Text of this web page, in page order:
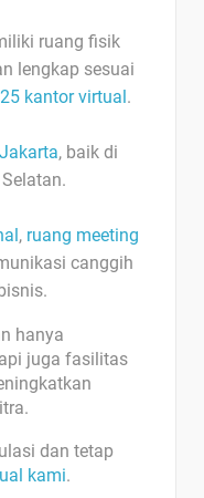
ruang fisik
lengkap sesuai
kantor virtual .
, baik di
, ruang meeting
canggih
hanya
juga fasilitas
dan tetap
kami.